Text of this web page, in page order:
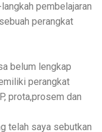
pembelajaran
perangkat
belum lengkap
perangkat
prota,prosem dan
telah saya sebutkan